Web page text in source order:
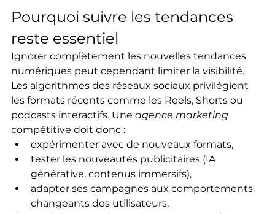
Pourquoi suivre les tendances
reste essentiel
Ignorer complètement les nouvelles tendances
numériques peut cependant limiter la visibilité.
Les algorithmes des réseaux sociaux privilégient
les formats récents comme les Reels, Shorts ou
podcasts interactifs. Une agence marketing
compétitive doit donc :
expérimenter avec de nouveaux formats,
tester les nouveautés publicitaires (IA
générative, contenus immersifs),
adapter ses campagnes aux comportements
changeants des utilisateurs.